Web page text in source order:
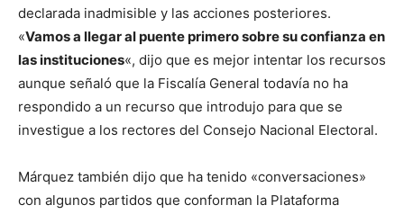
declarada inadmisible y las acciones posteriores.
«Vamos a llegar al puente primero sobre su confianza en
las instituciones«, dijo que es mejor intentar los recursos
aunque señaló que la Fiscalía General todavía no ha
respondido a un recurso que introdujo para que se
investigue a los rectores del Consejo Nacional Electoral.
Márquez también dijo que ha tenido «conversaciones»
con algunos partidos que conforman la Plataforma